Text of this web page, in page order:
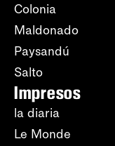
Colonia
Maldonado
Paysandú
Salto
Impresos
la diaria
Le Monde